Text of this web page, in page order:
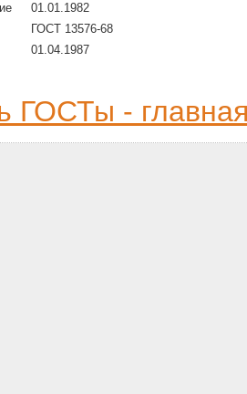
01.01.1982
ГОСТ 13576-68
01.04.1987
ГОСТы -